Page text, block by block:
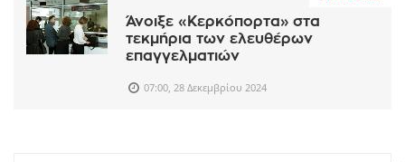
Άνοιξε «Κερκόπορτα» στα
τεκμήρια των ελευθέρων
επαγγελματιών
07:00, 28 Δεκεμβρίου 2024